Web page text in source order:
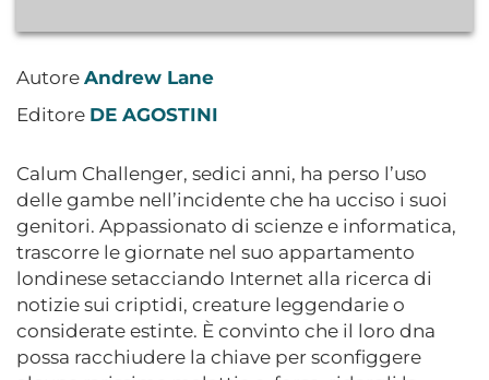
Autore Andrew Lane
Editore DE AGOSTINI
Calum Challenger, sedici anni, ha perso l’uso
delle gambe nell’incidente che ha ucciso i suoi
genitori. Appassionato di scienze e informatica,
trascorre le giornate nel suo appartamento
londinese setacciando Internet alla ricerca di
notizie sui criptidi, creature leggendarie o
considerate estinte. È convinto che il loro dna
possa racchiudere la chiave per sconfiggere